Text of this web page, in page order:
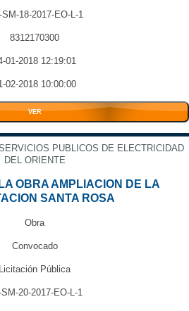
SM-18-2017-EO-L-1
8312170300
01-2018 12:19:01
02-2018 10:00:00
VER
PUBLICOS DE ELECTRICIDAD
DEL ORIENTE
OBRA AMPLIACION DE LA
SANTA ROSA
Obra
Convocado
Licitación Pública
SM-20-2017-EO-L-1